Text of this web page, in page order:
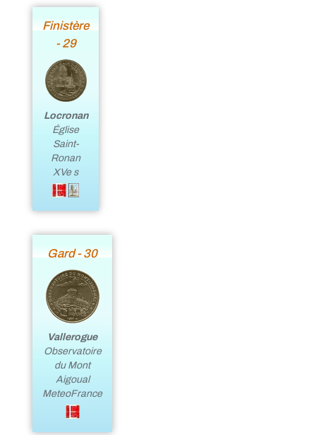
Finistère
- 29
Locronan
Église
Saint-
Ronan
XVe s
Gard - 30
Vallerogue
Observatoire
du Mont
Aigoual
MeteoFrance